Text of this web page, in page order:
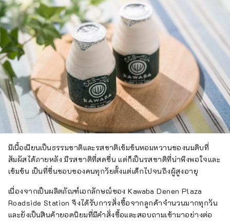
มีเนื้อเนียนเป็นธรรมชาติและรสชาติเข้มข้นหอมหวานของนมดิบที่
สัมผัสได้ภายหลัง มีรสชาติที่สดชื่น แต่ก็เป็นรสชาติที่น่าพึงพอใจและ
เข้มข้น เป็นที่ชื่นชอบของคนทุกวัยตั้งแต่เด็กไปจนถึงผู้สูงอายุ
เนื่องจากเป็นผลิตภัณฑ์เอกลักษณ์ของ Kawaba Denen Plaza
Roadside Station จึงได้รับการสั่งซื้อจากลูกค้าจำนวนมากทุกวัน
และยังเป็นสินค้ายอดนิยมที่มีคำสั่งซื้อและสอบถามเข้ามาอย่างต่อ